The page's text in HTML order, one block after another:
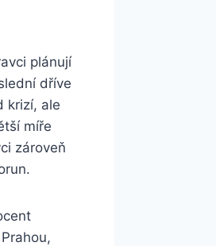
plánují
dříve
krizí, ale
míře
zároveň